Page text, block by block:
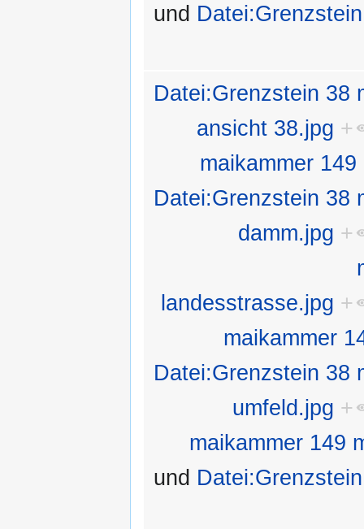
und
Datei:Grenzstein 38
ansicht 38.jpg +
maikammer
Datei:Grenzstein 38
damm.jpg +
landesstrasse.jpg +
maikammer
Datei:Grenzstein 38
umfeld.jpg +
maikammer 149
und